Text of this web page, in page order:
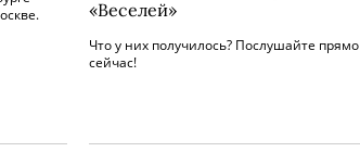
«Веселей»
Что у них получилось? Послушайте прямо
сейчас!